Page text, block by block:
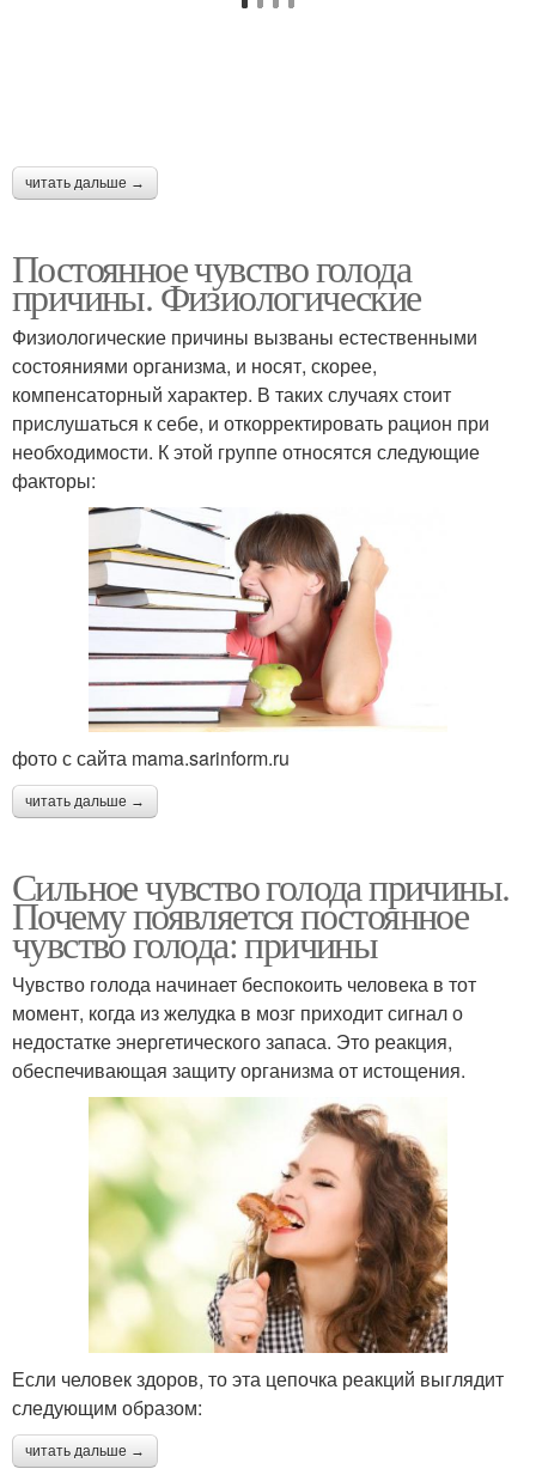
читать дальше →
Постоянное чувство голода
причины. Физиологические
Физиологические причины вызваны естественными
состояниями организма, и носят, скорее,
компенсаторный характер. В таких случаях стоит
прислушаться к себе, и откорректировать рацион при
необходимости. К этой группе относятся следующие
факторы:
фото с сайта mama.sarinform.ru
читать дальше →
Сильное чувство голода причины.
Почему появляется постоянное
чувство голода: причины
Чувство голода начинает беспокоить человека в тот
момент, когда из желудка в мозг приходит сигнал о
недостатке энергетического запаса. Это реакция,
обеспечивающая защиту организма от истощения.
Если человек здоров, то эта цепочка реакций выглядит
следующим образом:
читать дальше →